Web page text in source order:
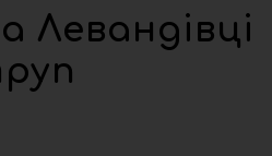
Левандівці